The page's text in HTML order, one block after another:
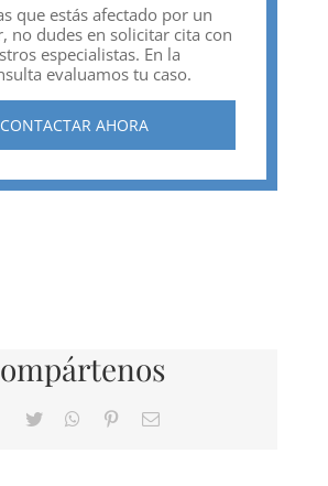
que estás afectado por un
no dudes en solicitar cita con
especialistas. En la
evaluamos tu caso.
CONTACTAR AHORA
Facebook
Twitter WhatsApp
PinterestCorreo